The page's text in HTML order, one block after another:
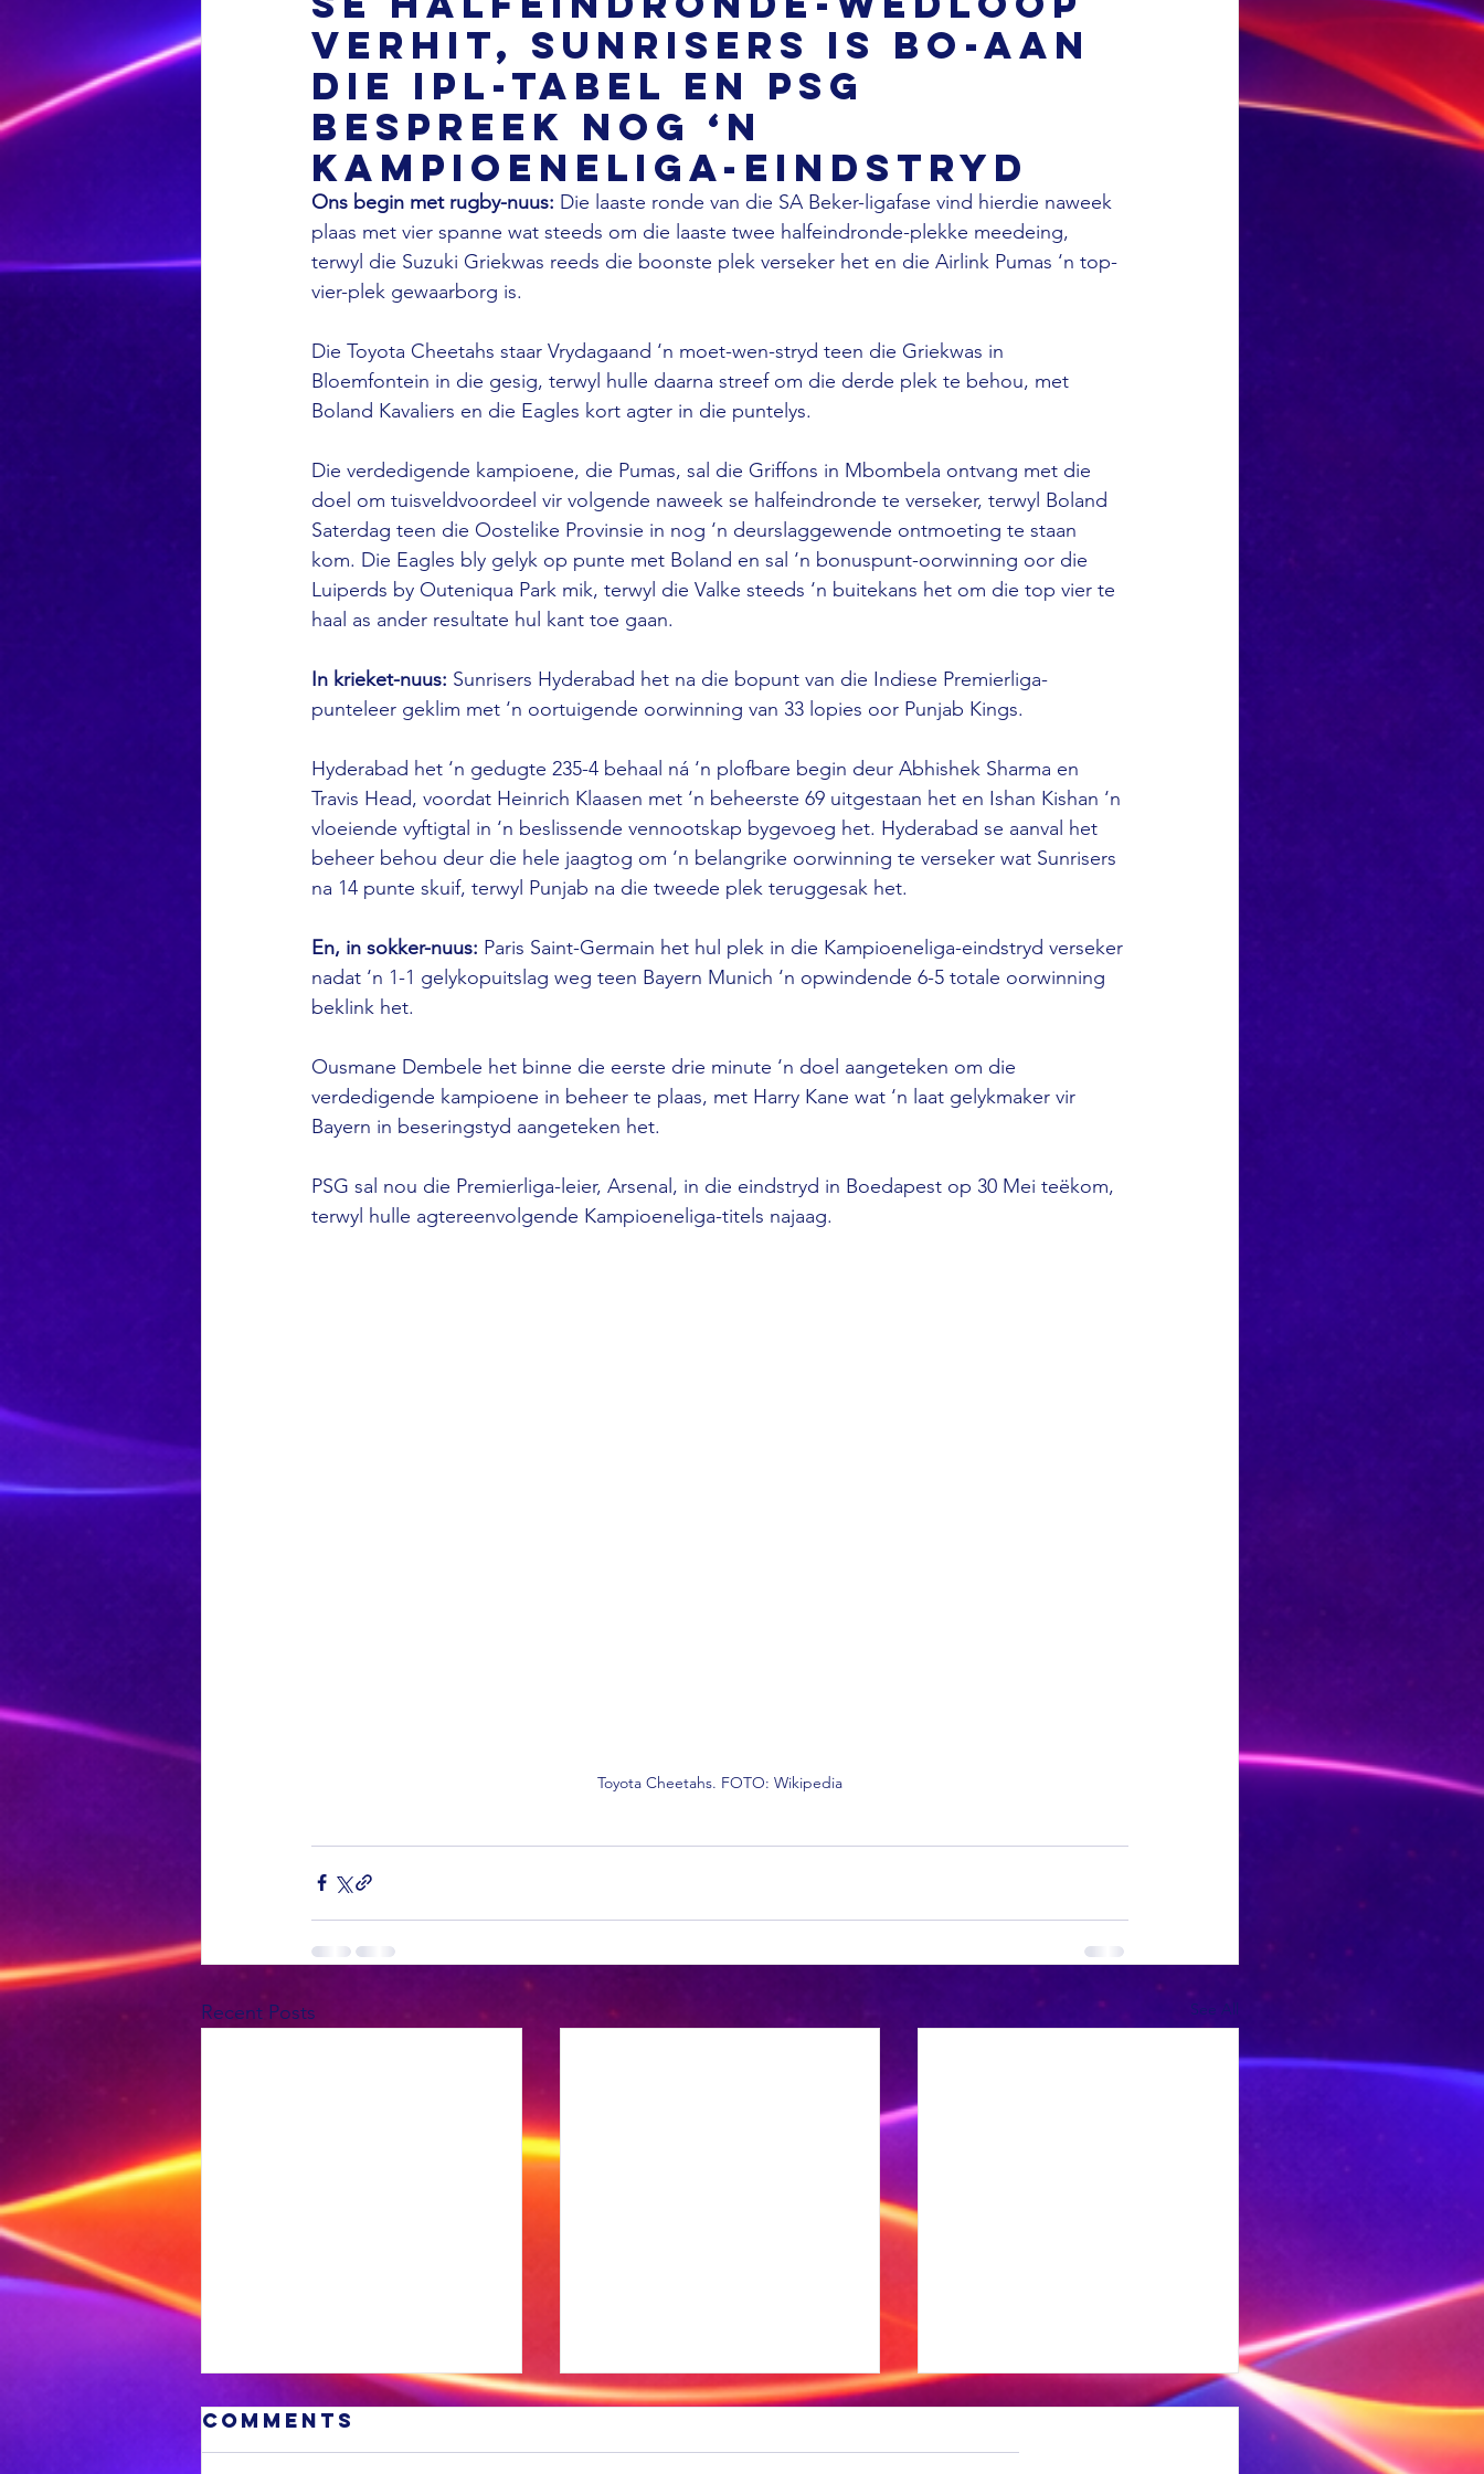
verhit, Sunrisers is bo-aan
die IPL-tabel en PSG
bespreek nog ‘n
Kampioeneliga-eindstryd
Ons begin met rugby-nuus: Die laaste ronde van die SA Beker-ligafase vind hierdie naweek
plaas met vier spanne wat steeds om die laaste twee halfeindronde-plekke meedeing,
terwyl die Suzuki Griekwas reeds die boonste plek verseker het en die Airlink Pumas ‘n top-
vier-plek gewaarborg is.
Die Toyota Cheetahs staar Vrydagaand ‘n moet-wen-stryd teen die Griekwas in
Bloemfontein in die gesig, terwyl hulle daarna streef om die derde plek te behou, met
Boland Kavaliers en die Eagles kort agter in die puntelys.
Die verdedigende kampioene, die Pumas, sal die Griffons in Mbombela ontvang met die
doel om tuisveldvoordeel vir volgende naweek se halfeindronde te verseker, terwyl Boland
Saterdag teen die Oostelike Provinsie in nog ‘n deurslaggewende ontmoeting te staan ​​
kom. Die Eagles bly gelyk op punte met Boland en sal ‘n bonuspunt-oorwinning oor die
Luiperds by Outeniqua Park mik, terwyl die Valke steeds ‘n buitekans het om die top vier te
haal as ander resultate hul kant toe gaan.
In krieket-nuus: Sunrisers Hyderabad het na die bopunt van die Indiese Premierliga-
punteleer geklim met ‘n oortuigende oorwinning van 33 lopies oor Punjab Kings.
Hyderabad het ‘n gedugte 235-4 behaal ná ‘n plofbare begin deur Abhishek Sharma en
Travis Head, voordat Heinrich Klaasen met ‘n beheerste 69 uitgestaan ​​het en Ishan Kishan ‘n
vloeiende vyftigtal in ‘n beslissende vennootskap bygevoeg het. Hyderabad se aanval het
beheer behou deur die hele jaagtog om ‘n belangrike oorwinning te verseker wat Sunrisers
na 14 punte skuif, terwyl Punjab na die tweede plek teruggesak het.
En, in sokker-nuus: Paris Saint-Germain het hul plek in die Kampioeneliga-eindstryd verseker
nadat ‘n 1-1 gelykopuitslag weg teen Bayern Munich ‘n opwindende 6-5 totale oorwinning
beklink het.
Ousmane Dembele het binne die eerste drie minute ‘n doel aangeteken om die
verdedigende kampioene in beheer te plaas, met Harry Kane wat ‘n laat gelykmaker vir
Bayern in beseringstyd aangeteken het.
PSG sal nou die Premierliga-leier, Arsenal, in die eindstryd in Boedapest op 30 Mei teëkom,
terwyl hulle agtereenvolgende Kampioeneliga-titels najaag.
Toyota Cheetahs. FOTO: Wikipedia
Recent Posts See All
Comments